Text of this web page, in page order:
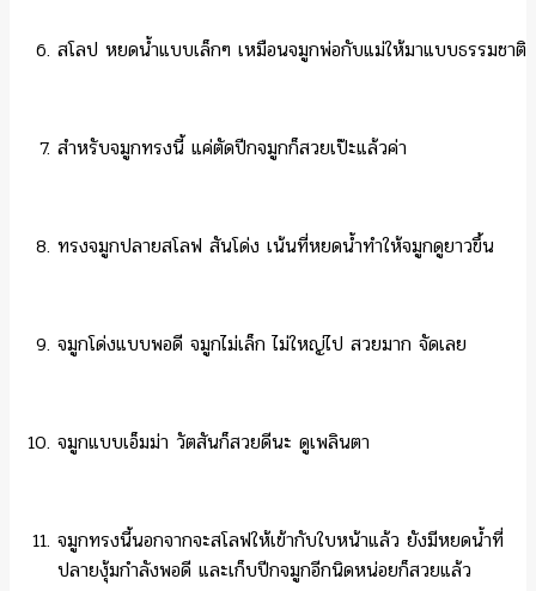
สโลป หยดน้ำแบบเล็กๆ เหมือนจมูกพ่อกับแม่ให้มาแบบธรรมชาติ
สำหรับจมูกทรงนี้ แค่ตัดปีกจมูกก็สวยเป๊ะแล้วค่า
ทรงจมูกปลายสโลฟ สันโด่ง เน้นที่หยดน้ำทำให้จมูกดูยาวขึ้น
จมูกโด่งแบบพอดี จมูกไม่เล็ก ไม่ใหญ่ไป สวยมาก จัดเลย
จมูกแบบเอ็มม่า วัตสันก็สวยดีนะ ดูเพลินตา
จมูกทรงนี้นอกจากจะสโลฟให้เข้ากับใบหน้าแล้ว ยังมีหยดน้ำที่
ปลายงุ้มกำลังพอดี และเก็บปีกจมูกอีกนิดหน่อยก็สวยแล้ว